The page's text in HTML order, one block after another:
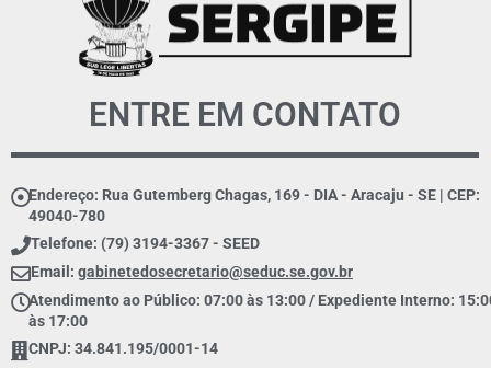
ENTRE EM CONTATO
Endereço: Rua Gutemberg Chagas, 169 - DIA - Aracaju - SE | CEP:
49040-780
Telefone: (79) 3194-3367 - SEED
Email: gabinetedosecretario@seduc.se.gov.br
Atendimento ao Público: 07:00 às 13:00 / Expediente Interno:
às 17:00
CNPJ: 34.841.195/0001-14